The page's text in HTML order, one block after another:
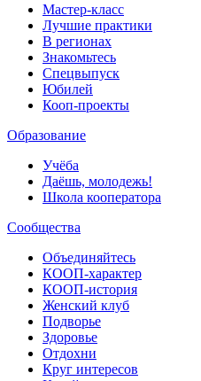
Мастер-класс
Лучшие практики
В регионах
Знакомьтесь
Спецвыпуск
Юбилей
Кооп-проекты
Образование
Учёба
Даёшь, молодежь!
Школа кооператора
Сообщества
Объединяйтесь
КООП-характер
КООП-история
Женский клуб
Подворье
Здоровье
Отдохни
Круг интересов